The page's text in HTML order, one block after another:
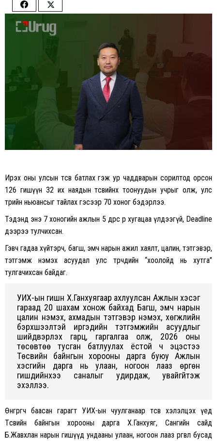
Share
on
Share
on
Ирэх оны улсын төсвөө батлах гэж ур чаддварын сорилтод орсон
126 гишүүн 32 их наядын төсвийнхөө тоонуудын учрыг олж, улс
төрийн ньюансыг тайлах гэсээр 70 хоног бэдэрлээ.
Тэдэнд энэ 7 хоногийн ажлын 5 өдрөөс өөр хугацаа үлдээгүй, Deadline
дээрээ тулчихсан.
Гэвч гадаа хүйтэрч, багш, эмч нарын ажил хаялт, цалин, тэтгэвэр,
тэтгэмж нэмэх асуудал улс төрчдийн “хоолойд нь хутга”
тулгачихсан байдаг.
УИХ-ын гишүүн Х.Ганхуягаар ахлуулсан Ажлын хэсэг
гараад 20 шахам хонож байхад Багш, эмч нарын
цалин нэмэх, ахмадын тэтгэвэр нэмэх, хөгжлийн
бэрхшээлтэй иргэдийн тэтгэмжийн асуудлыг
шийдвэрлэх гарц, гаргалгаа олж, 2026 оны
төсөвтөө тусган батлуулах ёстой ч эцэстээ
Төсвийн байнгын хорооны дарга буюу Ажлын
хэсгийн дарга нь улаан, ногоон лааз өргөн
гишүүдийнхээ саналыг удирдаж, увайгүйтэж
эхэллээ.
Өнгөрөгч баасан гарагт УИХ-ын чуулганаар төсөв хэлэлцэх үед
Төсвийн байнгын хорооны дарга Х.Ганхуяг, Сангийн сайд
Б.Жавхлан нарын гишүүд ундааны улаан, ногоон лааз өргөвөл бусад